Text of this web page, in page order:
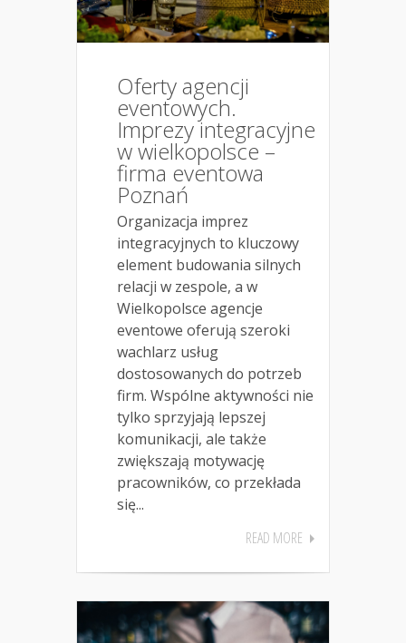
Oferty agencji
eventowych.
Imprezy integracyjne
w wielkopolsce –
firma eventowa
Poznań
Organizacja imprez
integracyjnych to kluczowy
element budowania silnych
relacji w zespole, a w
Wielkopolsce agencje
eventowe oferują szeroki
wachlarz usług
dostosowanych do potrzeb
firm. Wspólne aktywności nie
tylko sprzyjają lepszej
komunikacji, ale także
zwiększają motywację
pracowników, co przekłada
się...
READ MORE